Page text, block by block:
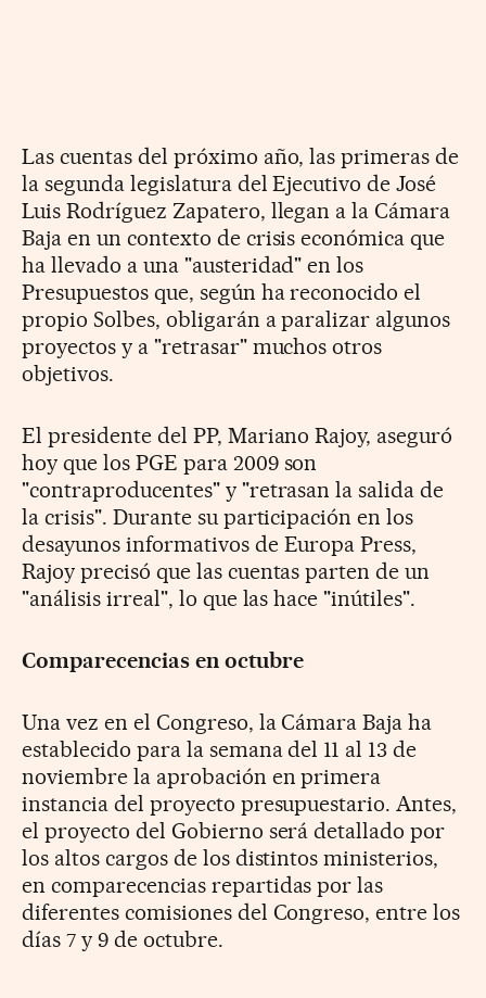
Las cuentas del próximo año, las primeras de
la segunda legislatura del Ejecutivo de José
Luis Rodríguez Zapatero, llegan a la Cámara
Baja en un contexto de crisis económica que
ha llevado a una "austeridad" en los
Presupuestos que, según ha reconocido el
propio Solbes, obligarán a paralizar algunos
proyectos y a "retrasar" muchos otros
objetivos.
El presidente del PP, Mariano Rajoy, aseguró
hoy que los PGE para 2009 son
"contraproducentes" y "retrasan la salida de
la crisis". Durante su participación en los
desayunos informativos de Europa Press,
Rajoy precisó que las cuentas parten de un
"análisis irreal", lo que las hace "inútiles".
Comparecencias en octubre
Una vez en el Congreso, la Cámara Baja ha
establecido para la semana del 11 al 13 de
noviembre la aprobación en primera
instancia del proyecto presupuestario. Antes,
el proyecto del Gobierno será detallado por
los altos cargos de los distintos ministerios,
en comparecencias repartidas por las
diferentes comisiones del Congreso, entre los
días 7 y 9 de octubre.